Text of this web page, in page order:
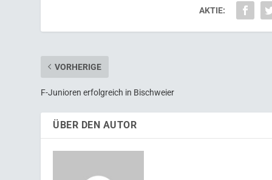
AKTIE:
VORHERIGE
F-Junioren erfolgreich in Bischweier
ÜBER DEN AUTOR